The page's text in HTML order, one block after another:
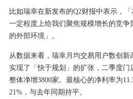
比如瑞幸在新发布的Q2财报中表示，
一定程度上给我们聚焦规模增长的竞争
的外部环境」。
从数据来看，瑞幸月均交易用户数创新
实现了「快于规划」的扩张，二季度门
整体净增3800家。最核心的净利率为
21%，与去年同期持平。